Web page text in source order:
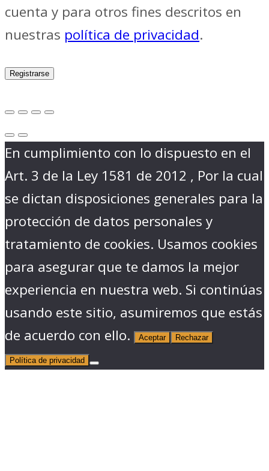
cuenta y para otros fines descritos en
nuestras política de privacidad.
Registrarse
En cumplimiento con lo dispuesto en el
Art. 3 de la Ley 1581 de 2012 , Por la cual
se dictan disposiciones generales para la
protección de datos personales y
tratamiento de cookies. Usamos cookies
para asegurar que te damos la mejor
experiencia en nuestra web. Si continúas
usando este sitio, asumiremos que estás
de acuerdo con ello.
Aceptar Rechazar
Política de privacidad